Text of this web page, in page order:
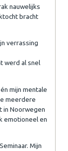
nauwelijks
bracht
verrassing
werd al snel
mijn mentale
meerdere
in Noorwegen
emotioneel en
Mijn